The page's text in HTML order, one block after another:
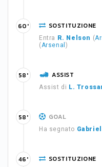
SOSTITUZIONE
Entra R. Nelson (
(Arsenal )
60'
ASSIST
Assist di L.
58'
GOAL
Ha segnato
58'
SOSTITUZIONE
46'